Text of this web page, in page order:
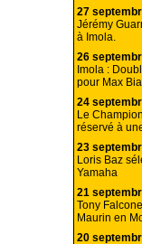
27
Jérémy
à Imola.
26
Imola :
pour Max
24
Le
réservé à
23
Loris Baz
Yamaha
21
Tony
Maurin en
20